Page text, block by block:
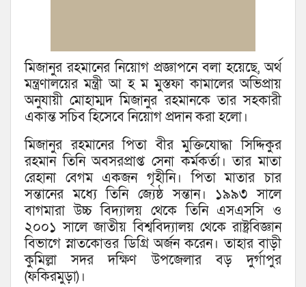
মিজানুর রহমানের নিয়োগ প্রজ্ঞাপনে বলা হয়েছে, অর্থ
মন্ত্রণালয়ের মন্ত্রী আ হ ম মুস্তফা কামালের অভিপ্রায়
অনুযায়ী মোহাম্মদ মিজানুর রহমানকে তার সহকারী
একান্ত সচিব হিসেবে নিয়োগ প্রদান করা হলো।
মিজানুর রহমানের পিতা বীর মুক্তিযোদ্ধা সিদ্দিকুর
রহমান তিনি অবসরপ্রাপ্ত সেনা কর্মকর্তা। তার মাতা
রেহানা বেগম একজন গৃহীনি। পিতা মাতার চার
সন্তানের মধ্যে তিনি জ্যেষ্ঠ সন্তান। ১৯৯৩ সালে
বাগমারা উচ্চ বিদ্যালয় থেকে তিনি এসএসসি ও
২০০১ সালে জাতীয় বিশ্ববিদ্যালয় থেকে রাষ্ট্রবিজ্ঞান
বিভাগে স্নাতকোত্তর ডিগ্রি অর্জন করেন। তাহার বাড়ী
কুমিল্লা সদর দক্ষিণ উপজেলার বড় দুর্গাপুর
(ফকিরমুড়া)।